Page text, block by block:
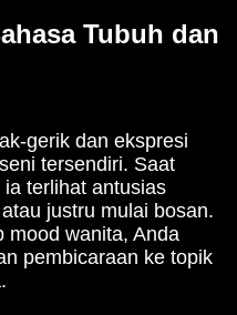
Tubuh dan
gerik dan ekspresi
tersendiri. Saat
terlihat antusias
justru mulai bosan.
mood wanita, Anda
pembicaraan ke topik